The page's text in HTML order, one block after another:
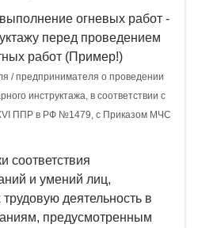
огневых работ -
перед проведением
работ (Пример!)
/ предпринимателя о проведении
инструктажа, в соответствии с
ППР в РФ №1479, c Приказом МЧС
соответствия
и умений лиц,
деятельность в
предусмотренным